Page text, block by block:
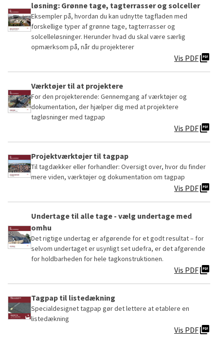
løsning: Grønne tage, tagterrasser og solceller
Eksempler på, hvordan du kan udnytte tagfladen med
forskellige typer af grønne tage, tagterrasser og
solcelleløsninger. Herunder hvad du skal være særlig
opmærksom på, når du projekterer
Vis PDFpicture_as_pdf
Værktøjer til at projektere
For den projekterende: Gennemgang af værktøjer og
dokumentation, der hjælper dig med at projektere
tagløsninger med tagpap
Vis PDFpicture_as_pdf
Projektværktøjer til tagpap
Til tagdækker eller forhandler: Oversigt over, hvor du finder
mere viden, værktøjer og dokumentation om tagpap
Vis PDFpicture_as_pdf
Undertage til alle tage - vælg undertage med
omhu
Det rigtige undertag er afgørende for et godt resultat – for
selvom undertaget er usynligt set udefra, er det afgørende
for holdbarheden for hele tagkonstruktionen.
Vis PDFpicture_as_pdf
Tagpap til listedækning
Specialdesignet tagpap gør det lettere at etablere en
listedækning
Vis PDFpicture_as_pdf